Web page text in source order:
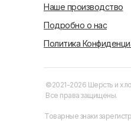
Наше производство
Подробно о нас
Политика
©2021-2026 Шерсть и
Все права защищены.
Товарные знаки